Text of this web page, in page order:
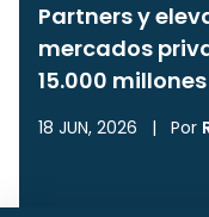
Partners y
mercados
15.000
18 JUN, 2026 | Por